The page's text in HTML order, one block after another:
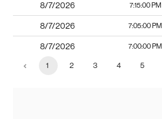
8/7/2026 7:15:00 PM
8/7/2026 7:05:00 PM
8/7/2026 7:00:00 PM
1 2 3 4 5